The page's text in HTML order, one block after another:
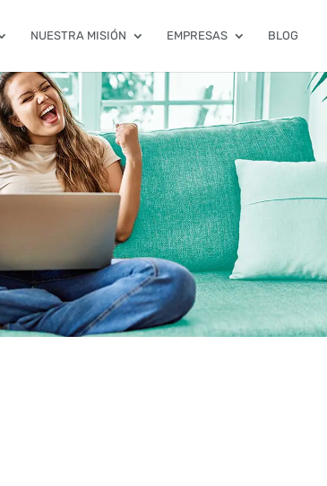
NUESTRA MISIÓN EMPRESAS BLOG